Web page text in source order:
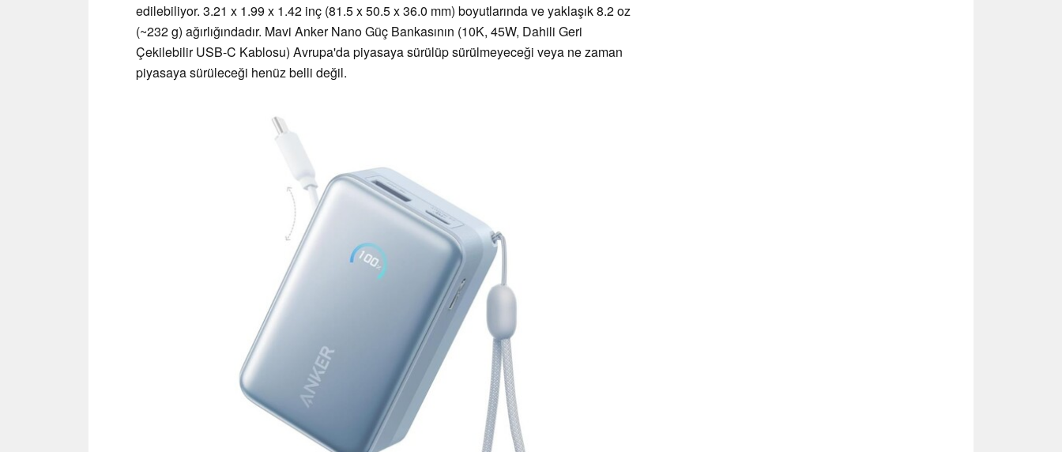
edilebiliyor. 3.21 x 1.99 x 1.42 inç (81.5 x 50.5 x 36.0 mm) boyutlarında ve yaklaşık 8.2 oz
(~232 g) ağırlığındadır. Mavi Anker Nano Güç Bankasının (10K, 45W, Dahili Geri
Çekilebilir USB-C Kablosu) Avrupa'da piyasaya sürülüp sürülmeyeceği veya ne zaman
piyasaya sürüleceği henüz belli değil.